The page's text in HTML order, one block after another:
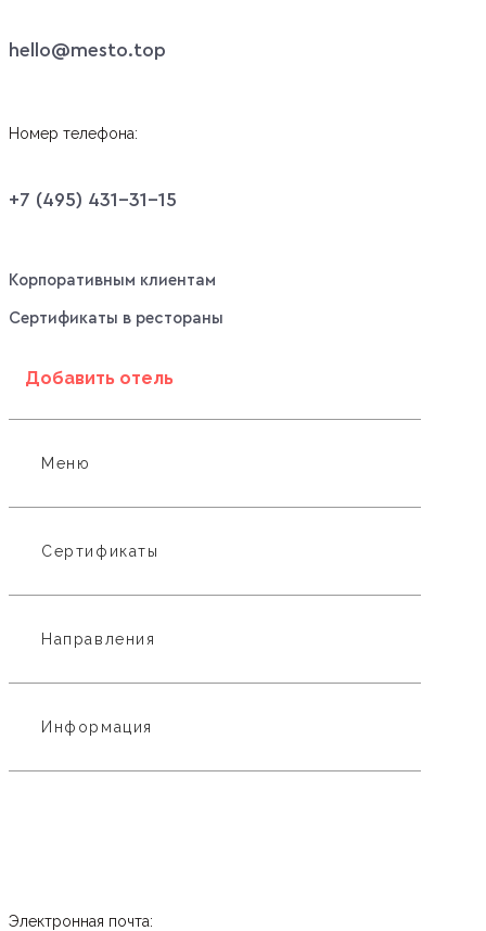
hello@mesto.top
Номер телефона:
+7 (495) 431-31-15
Корпоративным клиентам
Сертификаты в рестораны
Добавить отель
Меню
Сертификаты
Направления
Информация
Электронная почта: